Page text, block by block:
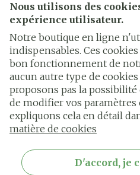
Nous utilisons des
expérience utilisateur.
Notre boutique en ligne
indispensables. Ces
bon fonctionnement de
aucun autre type de
proposons pas la
de modifier vos paramètres
expliquons cela en détail
matière de cookies
D'accord, je
Liens légaux